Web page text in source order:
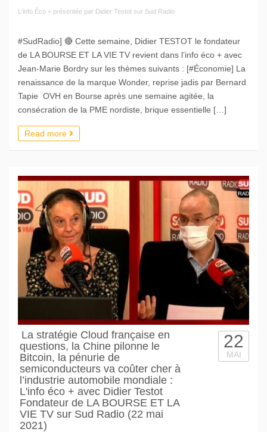
L'info Éco + présentée par Didier Testot sur Sud Radio
#SudRadio] 🔴 Cette semaine, Didier TESTOT le fondateur
de LA BOURSE ET LA VIE TV revient dans l’info éco + avec
Jean-Marie Bordry sur les thèmes suivants : [#Économie] La
renaissance de la marque Wonder, reprise jadis par Bernard
Tapie OVH en Bourse après une semaine agitée, la
consécration de la PME nordiste, brique essentielle […]
Read more
La stratégie Cloud française en
questions, la Chine pilonne le
Bitcoin, la pénurie de
semiconducteurs va coûter cher à
l’industrie automobile mondiale :
L'info éco + avec Didier Testot
Fondateur de LA BOURSE ET LA
VIE TV sur Sud Radio (22 mai
2021)
22
MAI